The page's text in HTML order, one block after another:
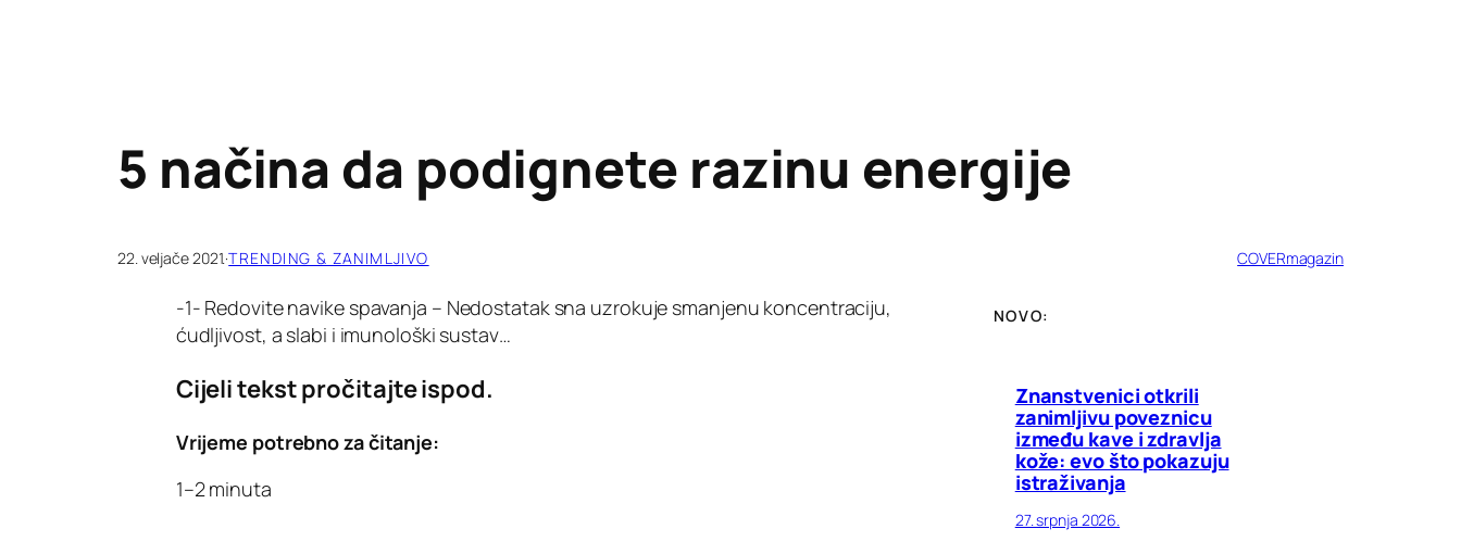
5 načina da podignete razinu energije
22. veljače 2021.·TRENDING & ZANIMLJIVO COVERmagazin
-1- Redovite navike spavanja – Nedostatak sna uzrokuje smanjenu koncentraciju,
ćudljivost, a slabi i imunološki sustav…
Cijeli tekst pročitajte ispod.
Vrijeme potrebno za čitanje:
1–2 minuta
NOVO:
Znanstvenici otkrili
zanimljivu poveznicu
između kave i zdravlja
kože: evo što pokazuju
istraživanja
27. srpnja 2026.